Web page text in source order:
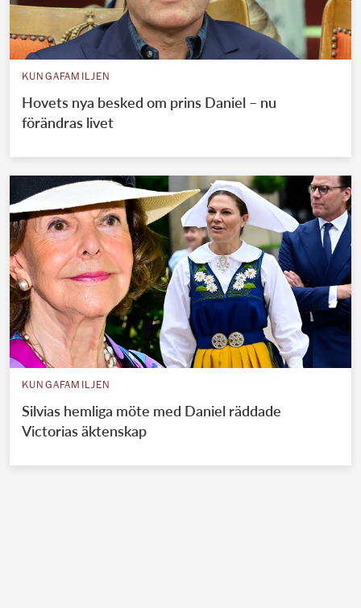
KUNGAFAMILJEN
Hovets nya besked om prins Daniel – nu
förändras livet
KUNGAFAMILJEN
Silvias hemliga möte med Daniel räddade
Victorias äktenskap